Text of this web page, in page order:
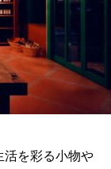
活を彩る小物や